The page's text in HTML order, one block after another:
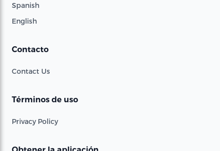
Spanish
English
Contacto
Contact Us
Términos de uso
Privacy Policy